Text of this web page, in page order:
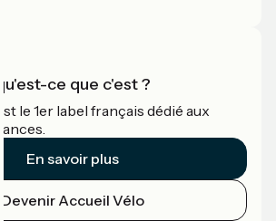
ce que c'est ?
le 1er label français dédié aux
En savoir plus
Devenir Accueil Vélo